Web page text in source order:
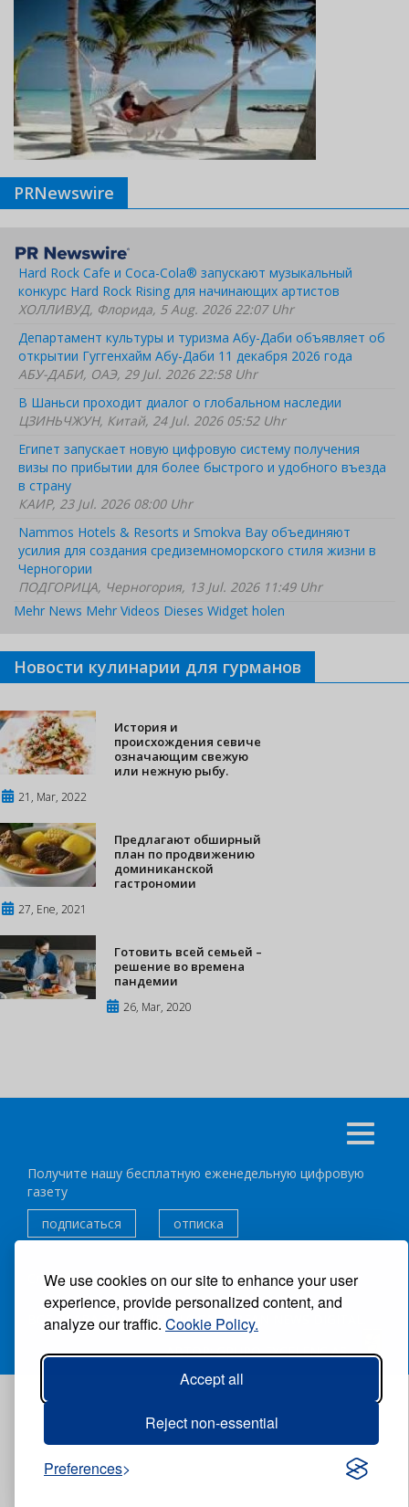
We use cookies on our site to enhance your user
experience, provide personalized content, and
analyze our traffic. Cookie Policy.
Accept all
Reject non-essential
Preferences
PRNewswire
Hard Rock Cafe и Coca-Cola® запускают музыкальный
конкурс Hard Rock Rising для начинающих артистов
ХОЛЛИВУД, Флорида, 5 Aug. 2026 22:07 Uhr
Департамент культуры и туризма Абу-Даби объявляет об
открытии Гуггенхайм Абу-Даби 11 декабря 2026 года
АБУ-ДАБИ, ОАЭ, 29 Jul. 2026 22:58 Uhr
В Шаньси проходит диалог о глобальном наследии
ЦЗИНЬЧЖУН, Китай, 24 Jul. 2026 05:52 Uhr
Египет запускает новую цифровую систему получения
визы по прибытии для более быстрого и удобного въезда
в страну
КАИР, 23 Jul. 2026 08:00 Uhr
Nammos Hotels & Resorts и Smokva Bay объединяют
усилия для создания средиземноморского стиля жизни в
Черногории
ПОДГОРИЦА, Черногория, 13 Jul. 2026 11:49 Uhr
Mehr News Mehr Videos Dieses Widget holen
Новости кулинарии для гурманов
История и
происхождения севиче
означающим свежую
или нежную рыбу.
21, Mar, 2022
Предлагают обширный
план по продвижению
доминиканской
гастрономии
27, Ene, 2021
Готовить всей семьей –
решение во времена
пандемии
26, Mar, 2020
Получите нашу бесплатную еженедельную цифровую
газету
подписаться
отписка
Следуйте за нами:
ВСЕ ПРАВА ЗАЩИЩЕНЫ ®CARIBBEAN NEWS DIGITAL.
АВТОР:GRUPO EXCELENCIAS.